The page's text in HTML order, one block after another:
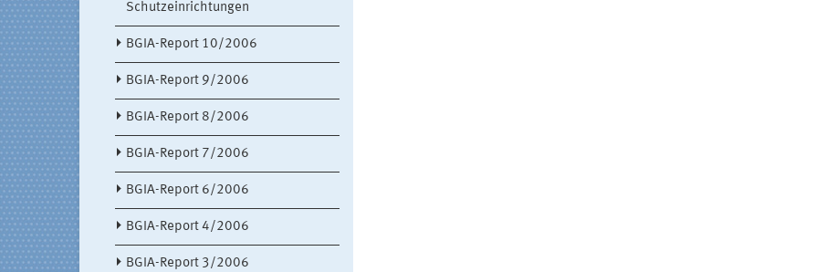
Schutzeinrichtungen
BGIA-Report 10/2006
BGIA-Report 9/2006
BGIA-Report 8/2006
BGIA-Report 7/2006
BGIA-Report 6/2006
BGIA-Report 4/2006
BGIA-Report 3/2006